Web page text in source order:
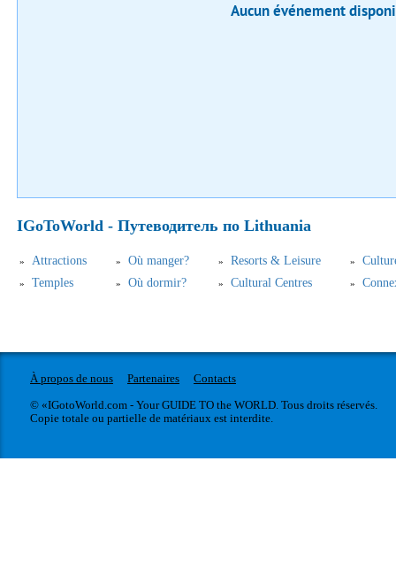
Aucun événement
IGoToWorld - Путеводитель по Lithuania
Аttractions Où manger? Resorts & Leisure
Temples
Où dormir? Cultural Centres
À propos de nous Partenaires
Contacts
© «IGotoWorld.com - Your GUIDE TO the WORLD. Tous droits réservés.
Copie totale ou partielle de matériaux est interdite.